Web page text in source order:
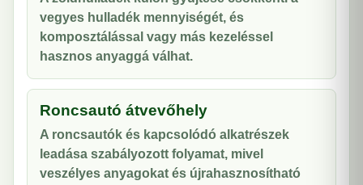
vegyes hulladék mennyiségét, és
komposztálással vagy más kezeléssel
hasznos anyaggá válhat.
Roncsautó átvevőhely
A roncsautók és kapcsolódó alkatrészek
leadása szabályozott folyamat, mivel
veszélyes anyagokat és újrahasznosítható